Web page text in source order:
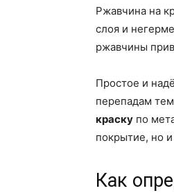
Ржавчина на
слоя и
ржавчины
Простое и
перепадам
краску по
покрытие, но
Как